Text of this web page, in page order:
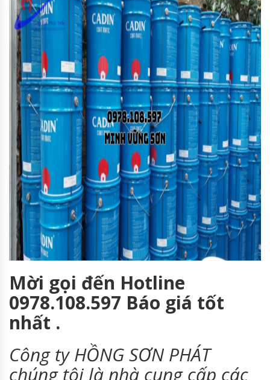
Mời gọi đến Hotline
0978.108.597 Báo giá tốt
nhất .
Công ty HỒNG SƠN PHÁT
chúng tôi là nhà cung cấp các